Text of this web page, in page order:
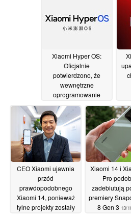
Xiaomi Hyper OS:
Oficjalnie
potwierdzono, że
wewnętrzne
oprogramowanie
zadebiutuje wraz z
serią Xiaomi 14 i
ostatecznie zastąpi
MIUI
18/10/2023
CEO Xiaomi ujawnia
przód
prawdopodobnego
Xiaomi 14, ponieważ
tylne projekty zostały
Xiaomi 14 i
Pro
zadebiutują
premiery
8 Gen 3 13/